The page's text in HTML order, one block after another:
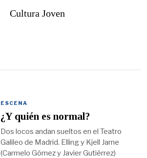
Cultura Joven
ESCENA
¿Y quién es normal?
Dos locos andan sueltos en el Teatro
Galileo de Madrid. Elling y Kjell Jarne
(Carmelo Gómez y Javier Gutiérrez)